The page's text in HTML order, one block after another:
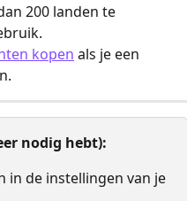
200 landen te
kopen als je een
nodig hebt):
in de instellingen van je